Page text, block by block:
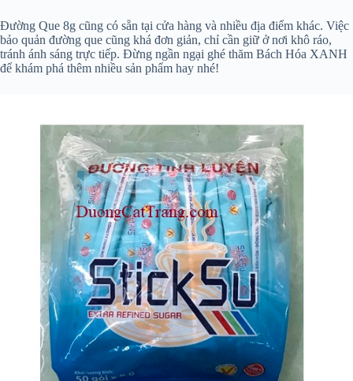
Đường Que 8g cũng có sẵn tại cửa hàng và nhiều địa điểm khác. Việc
bảo quản đường que cũng khá đơn giản, chỉ cần giữ ở nơi khô ráo,
tránh ánh sáng trực tiếp. Đừng ngần ngại ghé thăm Bách Hóa XANH
để khám phá thêm nhiều sản phẩm hay nhé!